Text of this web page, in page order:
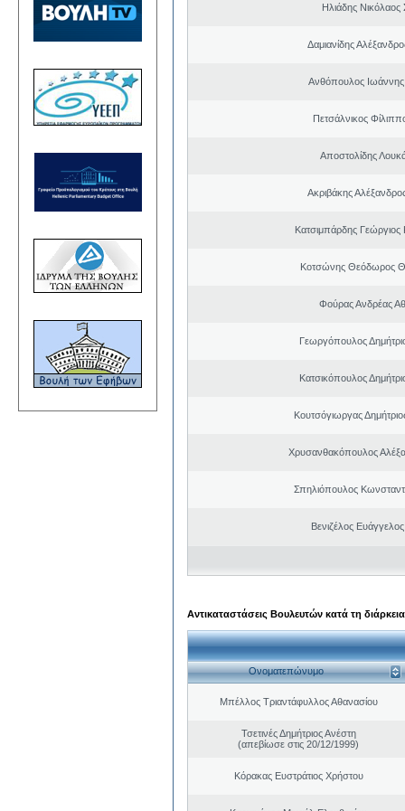
Ηλιάδης Νικόλαος
Δαμιανίδης
Ανθόπουλος Ιωάννης
Πετσάλνικος
Αποστολίδης
Ακριβάκης
Κατσιμπάρδης Γεώργιος
Κοτσώνης Θεόδωρος
Φούρας Ανδρέας
Γεωργόπουλος
Κατσικόπουλος
Κουτσόγιωργας
Χρυσανθακόπουλος
Σπηλιόπουλος
Βενιζέλος
Αντικαταστάσεις Βουλευτών κατά τη
Ονοματεπώνυμο
Μπέλλος Τριαντάφυλλος Αθανασίου
Τσετινές Δημήτριος Ανέστη
(απεβίωσε στις 20/12/1999)
Κόρακας Ευστράτιος Χρήστου